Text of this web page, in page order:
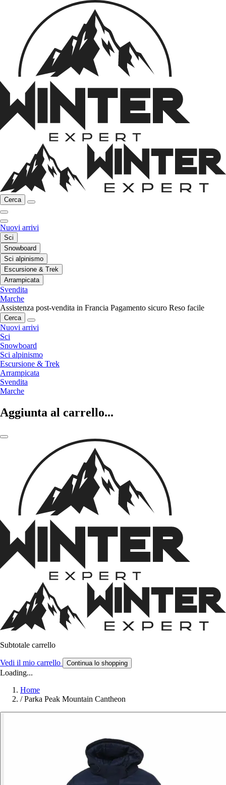
Cerca
Nuovi arrivi
Sci
Snowboard
Sci alpinismo
Escursione & Trek
Arrampicata
Svendita
Marche
Assistenza post-vendita in Francia Pagamento sicuro Reso facile
Cerca
Nuovi arrivi
Sci
Snowboard
Sci alpinismo
Escursione & Trek
Arrampicata
Svendita
Marche
Aggiunta al carrello...
Subtotale carrello
Vedi il mio carrello Continua lo shopping
Loading...
Home
/ Parka Peak Mountain Cantheon